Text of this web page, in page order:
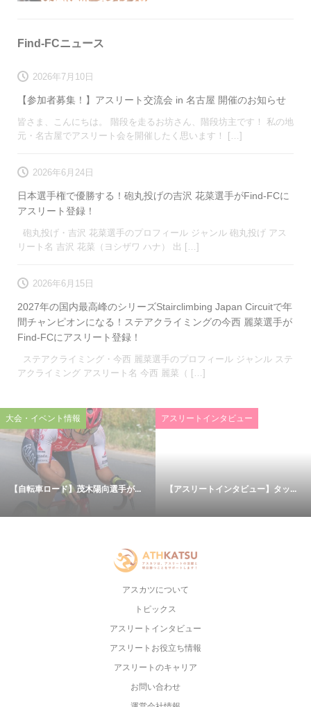
Find-FCニュース
【参加者募集！】アスリート交流会 in 名古屋 開催のお知らせ
2026年7月10日
皆さま、こんにちは。 階段を走るお坊さん、階段坊主です！ 私の地
元・名古屋でアスリート会を開催したく思います！ […]
日本選手権で優勝する！砲丸投げの吉沢 花菜選手がFind-FCに
アスリート登録！
2026年6月24日
砲丸投げ・吉沢 花菜選手のプロフィール ジャンル 砲丸投げ アス
リート名 吉沢 花菜（ヨシザワ ハナ） 出 […]
2027年の国内最高峰のシリーズStairclimbing Japan Circuitで年
間チャンピオンになる！ステアクライミングの今西 麗菜選手が
Find-FCにアスリート登録！
2026年6月15日
ステアクライミング・今西 麗菜選手のプロフィール ジャンル ステ
アクライミング アスリート名 今西 麗菜（ […]
大会・イベント情報
【自転車ロード】茂木陽向選手が...
アスリートインタビュー
【アスリートインタビュー】タッ...
アスカツについて
トピックス
アスリートインタビュー
アスリートお役立ち情報
アスリートのキャリア
お問い合わせ